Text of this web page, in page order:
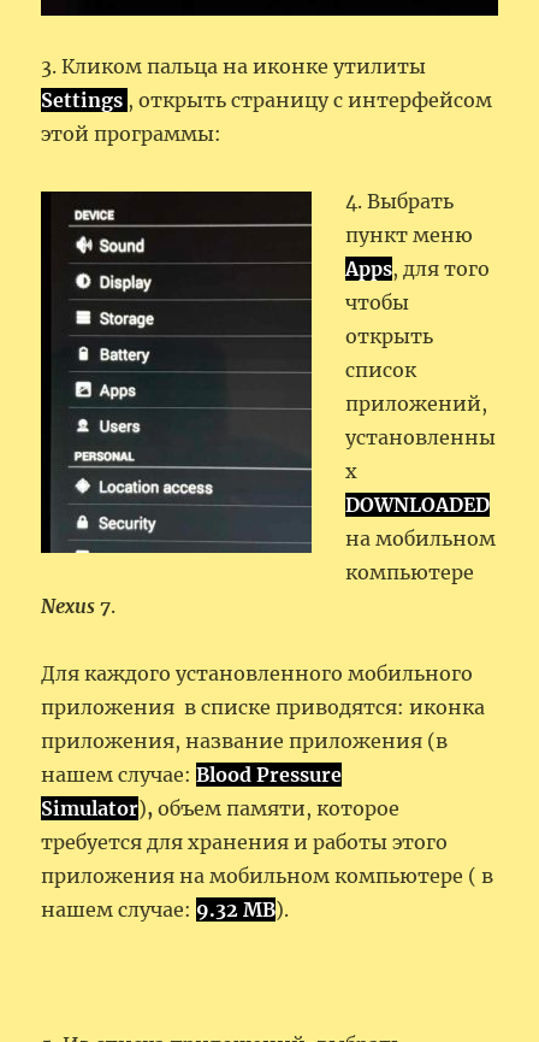
3. Кликом пальца на иконке утилиты
Settings , открыть страницу с интерфейсом
этой программы:
4. Выбрать
пункт меню
Apps, для того
чтобы
открыть
список
приложений,
установленны
х
DOWNLOADED
на мобильном
компьютере
Nexus 7.
Для каждого установленного мобильного
приложения в списке приводятся: иконка
приложения, название приложения (в
нашем случае:Blood Pressure
Simulator), объем памяти, которое
требуется для хранения и работы этого
приложения на мобильном компьютере ( в
нашем случае: 9.32 МВ).